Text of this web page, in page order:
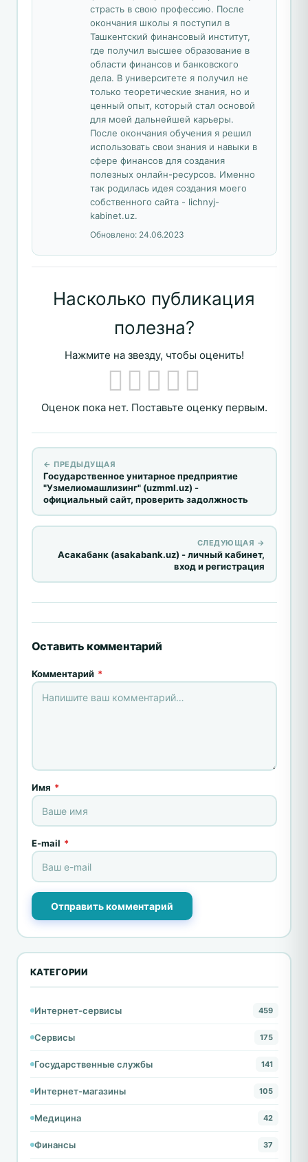
страсть в свою профессию. После
окончания школы я поступил в
Ташкентский финансовый институт,
где получил высшее образование в
области финансов и банковского
дела. В университете я получил не
только теоретические знания, но и
ценный опыт, который стал основой
для моей дальнейшей карьеры.
После окончания обучения я решил
использовать свои знания и навыки в
сфере финансов для создания
полезных онлайн-ресурсов. Именно
так родилась идея создания моего
собственного сайта - lichnyj-
kabinet.uz.
Обновлено: 24.06.2023
Насколько публикация
полезна?
Нажмите на звезду, чтобы оценить!
Оценок пока нет. Поставьте оценку первым.
← ПРЕДЫДУЩАЯ
Государственное унитарное предприятие
"Узмелиомашлизинг" (uzmml.uz) -
официальный сайт, проверить задолжность
СЛЕДУЮЩАЯ →
Асакабанк (asakabank.uz) - личный кабинет,
вход и регистрация
Оставить комментарий
Комментарий *
Имя *
E-mail *
Отправить комментарий
КАТЕГОРИИ
Интернет-сервисы 459
Сервисы 175
Государственные службы 141
Интернет-магазины 105
Медицина 42
Финансы 37